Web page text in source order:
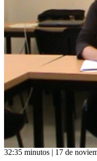
32:35 minutos | 17 de